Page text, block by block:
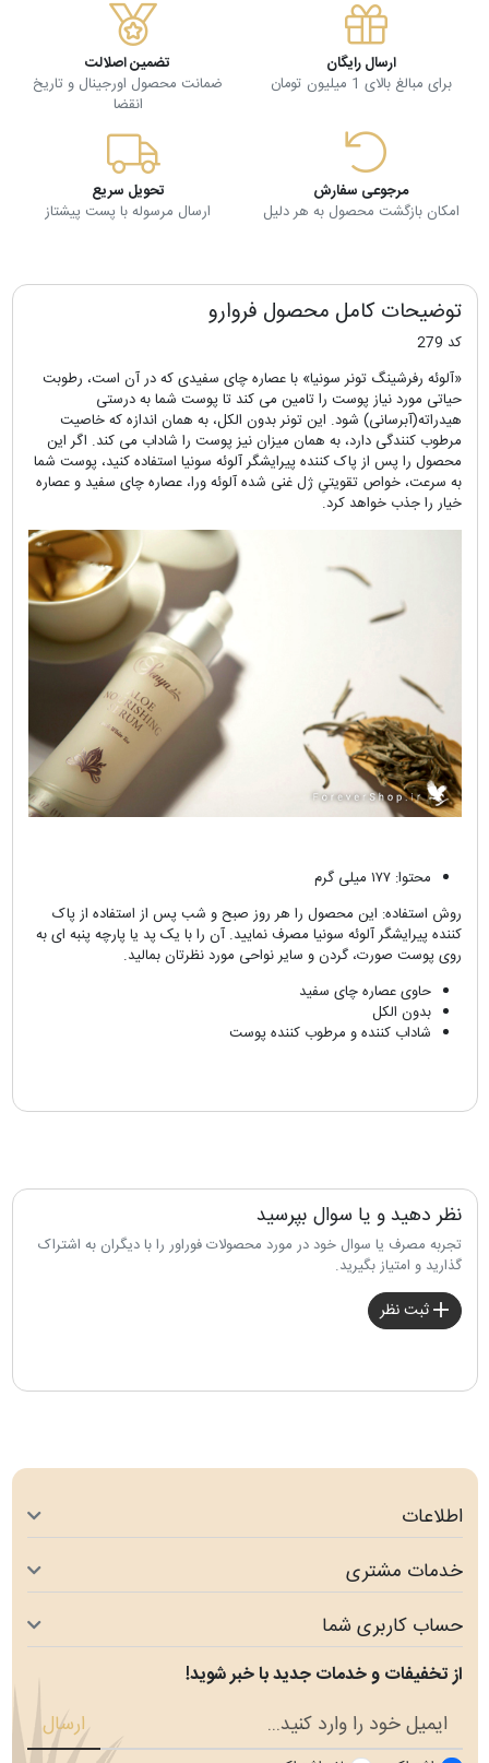
ارسال رایگان
برای مبالغ بالای 1 میلیون تومان
تضمین اصلالت
ضمانت محصول اورجینال و تاریخ
انقضا
مرجوعی سفارش
امکان بازگشت محصول به هر دلیل
تحویل سریع
ارسال مرسوله با پست پیشتاز
توضیحات کامل محصول فروارو
کد 279
«آلوئه رفرشینگ تونر سونیا» با عصاره چای سفیدی که در آن است، رطوبت
حیاتی مورد نیاز پوست را تامین می کند تا پوست شما به درستی
هیدراته(آبرسانی) شود. این تونر بدون الکل، به همان اندازه که خاصیت
مرطوب کنندگی دارد، به همان میزان نیز پوست را شاداب می کند. اگر این
محصول را پس از پاک کننده پیرایشگر آلوئه سونیا استفاده کنید، پوست شما
به سرعت، خواص تقویتیِ ژل غنی شده آلوئه ورا، عصاره چای سفید و عصاره
خیار را جذب خواهد کرد.
محتوا: ۱۷۷ میلی گرم
روش استفاده: این محصول را هر روز صبح و شب پس از استفاده از پاک
کننده پیرایشگر آلوئه سونیا مصرف نمایید. آن را با یک پد یا پارچه پنبه ای به
روی پوست صورت، گردن و سایر نواحی مورد نظرتان بمالید.
حاوی عصاره چای سفید
بدون الکل
شاداب کننده و مرطوب کننده پوست
نظر دهید و یا سوال بپرسید
تجربه مصرف یا سوال خود در مورد محصولات فوراور را با دیگران به اشتراک
گذارید و امتیاز بگیرید.
ثبت نظر
اطلاعات
خدمات مشتری
حساب کاربری شما
از تخفیفات و خدمات جدید با خبر شوید!
ارسال